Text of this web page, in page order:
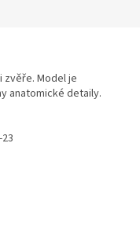
Model je
anatomické detaily.